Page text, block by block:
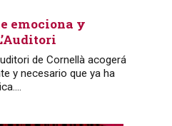
emociona y
de Cornellà acogerá
y necesario que ya ha